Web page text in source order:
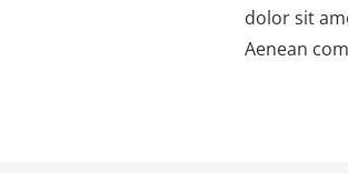
dolor sit
Aenean